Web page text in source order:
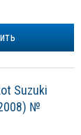
Suzuki
№